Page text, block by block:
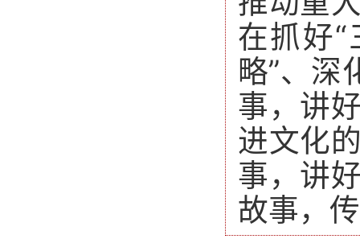
在抓好“
略”、深
事，讲
进文化
事，讲
故事，